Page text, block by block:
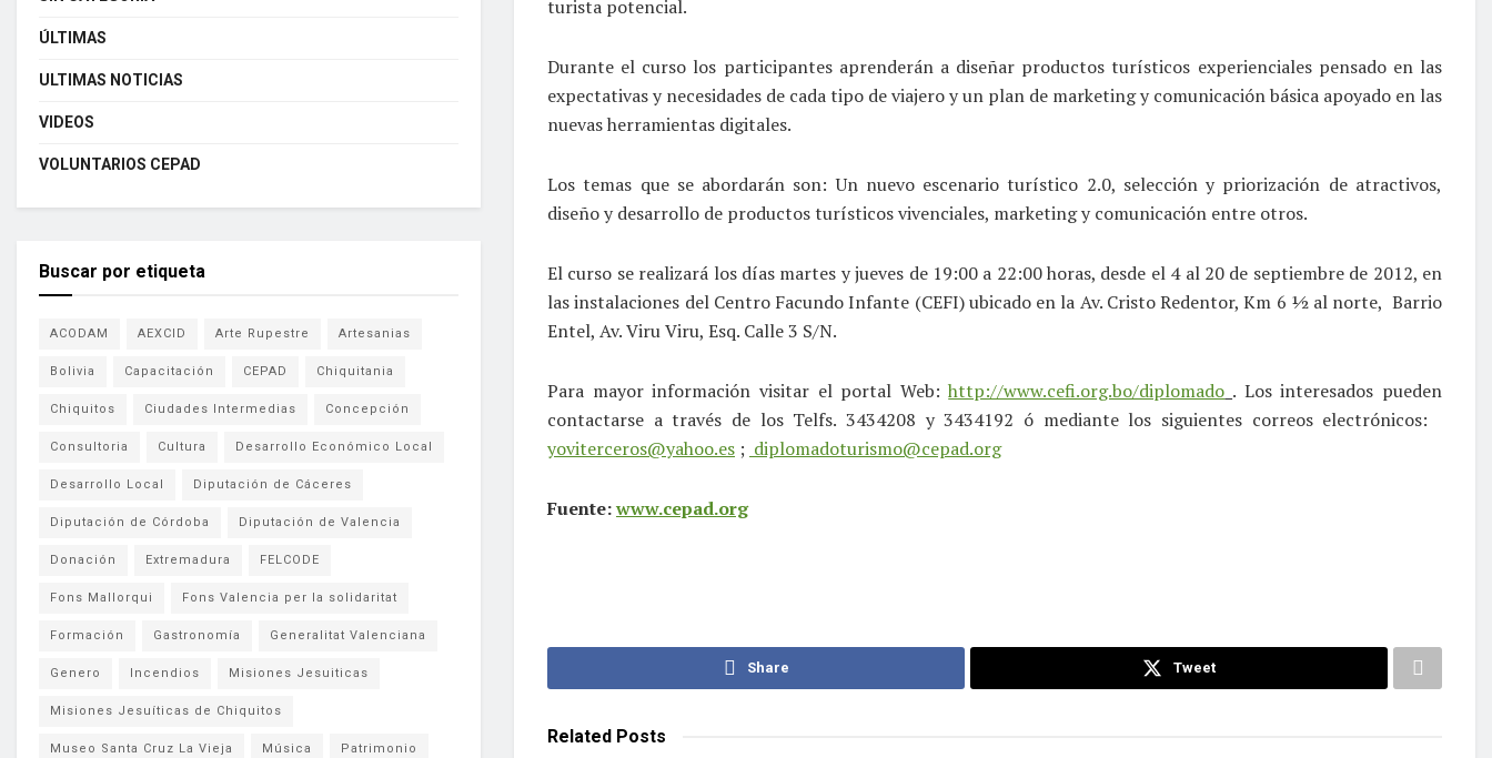
turista potencial.
Durante el curso los participantes aprenderán a diseñar productos turísticos experienciales pensado en las
expectativas y necesidades de cada tipo de viajero y un plan de marketing y comunicación básica apoyado en las
nuevas herramientas digitales.
Los temas que se abordarán son: Un nuevo escenario turístico 2.0, selección y priorización de atractivos,
diseño y desarrollo de productos turísticos vivenciales, marketing y comunicación entre otros.
El curso se realizará los días martes y jueves de 19:00 a 22:00 horas, desde el 4 al 20 de septiembre de 2012, en
las instalaciones del Centro Facundo Infante (CEFI) ubicado en la Av. Cristo Redentor, Km 6 ½ al norte, Barrio
Entel, Av. Viru Viru, Esq. Calle 3 S/N.
Para mayor información visitar el portal Web:http://www.cefi.org.bo/diplomado . Los interesados pueden
contactarse a través de los Telfs. 3434208 y 3434192 ó mediante los siguientes correos electrónicos:
yoviterceros@yahoo.es ; diplomadoturismo@cepad.org
Fuente:www.cepad.org
Share Tweet
Related Posts
ÚLTIMAS
ULTIMAS NOTICIAS
VIDEOS
VOLUNTARIOS CEPAD
Buscar por etiqueta
ACODAM AEXCID Arte Rupestre Artesanias
Bolivia Capacitación CEPAD Chiquitania
Chiquitos Ciudades Intermedias Concepción
Consultoria Cultura Desarrollo Económico Local
Desarrollo Local Diputación de Cáceres
Diputación de Córdoba Diputación de Valencia
Donación Extremadura FELCODE
Fons Mallorqui Fons Valencia per la solidaritat
Formación Gastronomía Generalitat Valenciana
Genero Incendios Misiones Jesuiticas
Misiones Jesuíticas de Chiquitos
Museo Santa Cruz La Vieja Música Patrimonio